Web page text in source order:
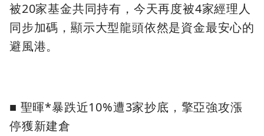
被20家基金共同持有，今天再度被4家經理人
同步加碼，顯示大型龍頭依然是資金最安心的
避風港。
■ 聖暉*暴跌近10%遭3家抄底，擎亞強攻漲
停獲新建倉